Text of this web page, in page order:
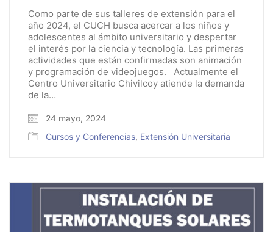
Como parte de sus talleres de extensión para el
año 2024, el CUCH busca acercar a los niños y
adolescentes al ámbito universitario y despertar
el interés por la ciencia y tecnología. Las primeras
actividades que están confirmadas son animación
y programación de videojuegos. Actualmente el
Centro Universitario Chivilcoy atiende la demanda
de la…
24 mayo, 2024
Cursos y Conferencias, Extensión Universitaria